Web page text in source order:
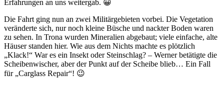
Erfahrungen an uns weitergab. 😀
Die Fahrt ging nun an zwei Militärgebieten vorbei. Die Vegetation
veränderte sich, nur noch kleine Büsche und nackter Boden waren
zu sehen. In Trona wurden Mineralien abgebaut; viele einfache, alte
Häuser standen hier. Wie aus dem Nichts machte es plötzlich
„Klack!“ War es ein Insekt oder Steinschlag? – Werner betätigte die
Scheibenwischer, aber der Punkt auf der Scheibe blieb… Ein Fall
für „Carglass Repair“! 😉